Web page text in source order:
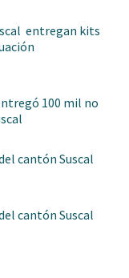
entregan kits
100 mil no
cantón Suscal
cantón Suscal